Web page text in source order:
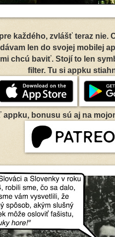
každého, zvlášť teraz nie.
len do svojej mobilej
chcú baviť. Stojí to len
filter. Tu si appku
appku, bonusu sú aj na